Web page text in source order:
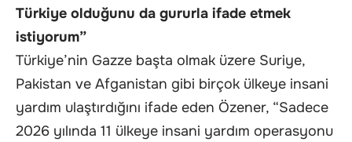
Türkiye olduğunu da gururla ifade etmek
istiyorum”
Türkiye’nin Gazze başta olmak üzere Suriye,
Pakistan ve Afganistan gibi birçok ülkeye insani
yardım ulaştırdığını ifade eden Özener, “Sadece
2026 yılında 11 ülkeye insani yardım operasyonu